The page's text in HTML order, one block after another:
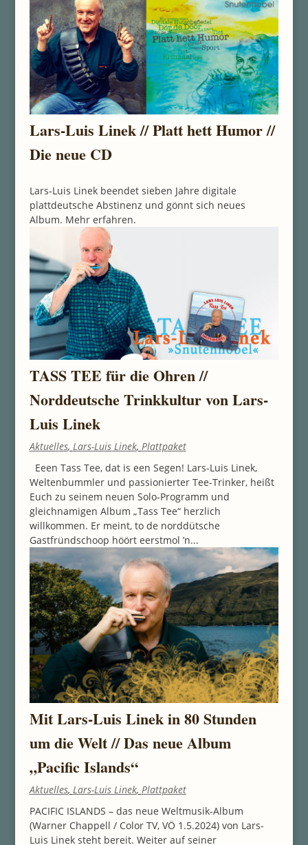
Lars-Luis Linek // Platt hett Humor //
Die neue CD
Lars-Luis Linek beendet sieben Jahre digitale
plattdeutsche Abstinenz und gönnt sich neues
Album. Mehr erfahren.
TASS TEE für die Ohren //
Norddeutsche Trinkkultur von Lars-
Luis Linek
Aktuelles, Lars-Luis Linek, Plattpaket
Eeen Tass Tee, dat is een Segen! Lars-Luis Linek,
Weltenbummler und passionierter Tee-Trinker, heißt
Euch zu seinem neuen Solo-Programm und
gleichnamigen Album „Tass Tee“ herzlich
willkommen. Er meint, to de norddütsche
Gastfründschoop höört eerstmol ’n...
Mit Lars-Luis Linek in 80 Stunden
um die Welt // Das neue Album
„Pacific Islands“
Aktuelles, Lars-Luis Linek, Plattpaket
PACIFIC ISLANDS – das neue Weltmusik-Album
(Warner Chappell / Color TV, VÖ 1.5.2024) von Lars-
Luis Linek steht bereit. Weiter auf seiner